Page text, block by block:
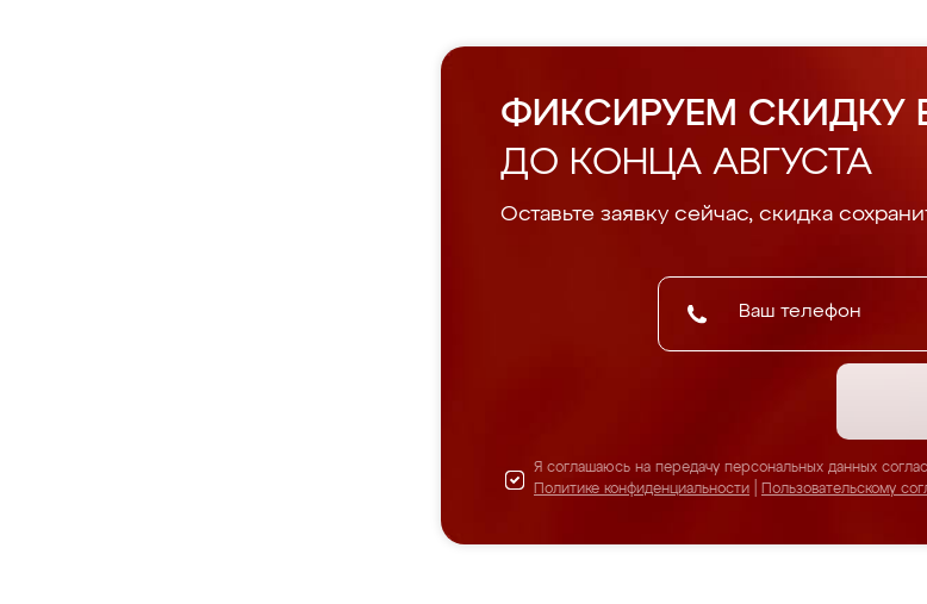
ФИКСИРУЕМ СКИДКУ
ДО КОНЦА АВГУСТА
Оставьте заявку сейчас, скидка
Я соглашаюсь на передачу персональных данных
Политике конфиденциальности
Пользовательскому